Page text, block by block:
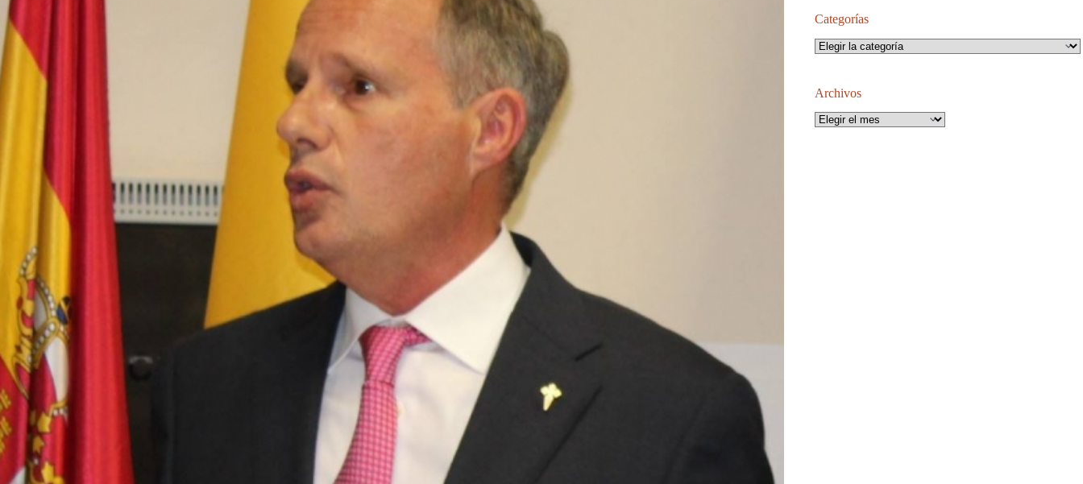
Categorías
Categorías
Archivos
Archivos